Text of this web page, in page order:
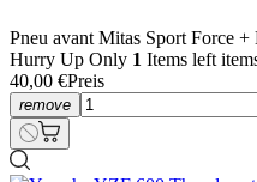
Pneu avant Mitas Sport Force
Hurry Up Only 1 Items left
40,00 €Preis
remove